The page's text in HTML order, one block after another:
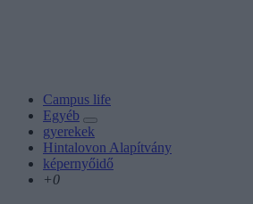
Campus life
Egyéb
gyerekek
Hintalovon Alapítvány
képernyőidő
+0